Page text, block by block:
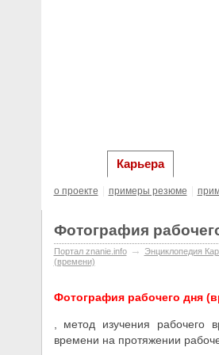
Карьера
о проекте примеры резюме
Фотография
Портал znanie.info→ Энциклопедия
(времени)
Фотография рабочего дня
, метод изучения рабочего
времени на протяжении